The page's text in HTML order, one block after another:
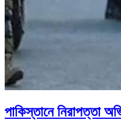
পাকিস্তানে নিরাপত্তা